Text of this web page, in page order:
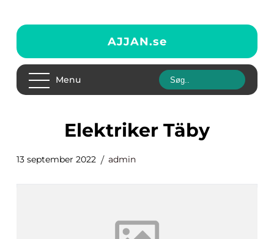
AJJAN.se
Menu
elektriker Täby
13 september 2022 admin